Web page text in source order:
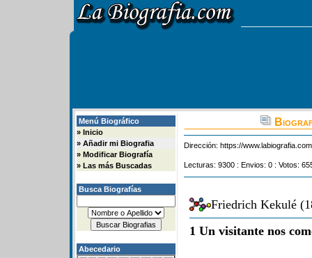
Menú Biográfico
» Inicio
» Añadir mi Biografia
» Modificar Biografía
» Las más Buscadas
Busca Biografías
Abecedario
Dirección: https://
Lecturas: 9300 : Envios: 0 : Votos:
Friedrich Kekulé
1 Un visitante nos